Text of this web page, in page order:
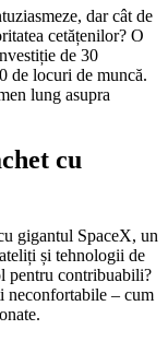
dar cât de
cetățenilor? O
de 30
de locuri de muncă.
lung asupra
cu
gigantul SpaceX, un
și tehnologii de
pentru contribuabili?
neconfortabile – cum